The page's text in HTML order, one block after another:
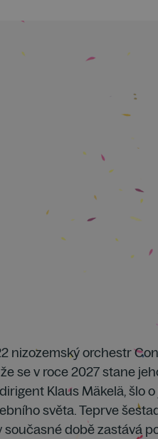
nizozemský orchestr
se v roce 2027 stane
Klaus Mäkelä, šlo
světa. Teprve
současné době zastává